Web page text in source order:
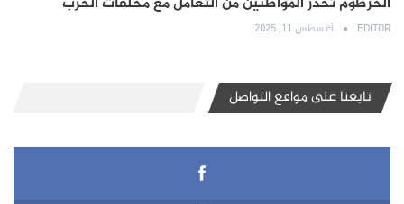
EDITOR أغسطس 11, 2025
تابعنا على مواقع التواصل